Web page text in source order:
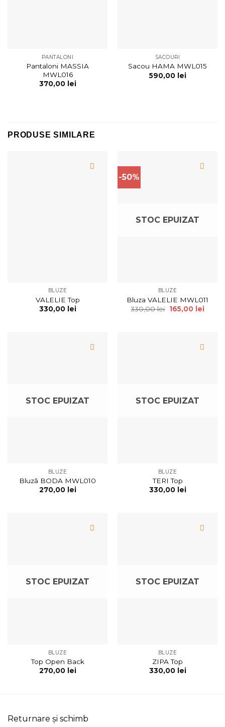
PANTALONI
Pantaloni MASSIA
MWL016
370,00
lei
SACOURI
Sacou HAMA MWL015
590,00
lei
PRODUSE SIMILARE
BLUZE
VALELIE Top
330,00
lei
-50%
STOC EPUIZAT
BLUZE
Bluza VALELIE MWL011
330,00lei 165,00 lei
STOC EPUIZAT
BLUZE
Bluză BODA MWL010
270,00
lei
STOC EPUIZAT
BLUZE
TERI Top
330,00
lei
STOC EPUIZAT
BLUZE
Top Open Back
270,00
lei
STOC EPUIZAT
BLUZE
ZIPA Top
330,00
lei
Returnare și schimb